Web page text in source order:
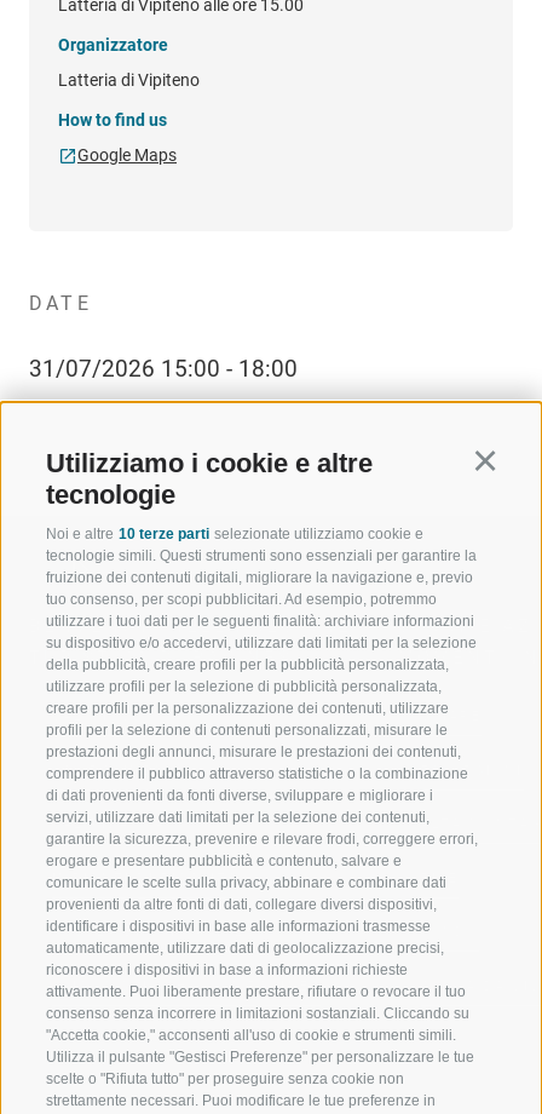
Utilizziamo i cookie e altre
tecnologie
Noi e altre 10 terze parti selezionate utilizziamo cookie e
tecnologie simili. Questi strumenti sono essenziali per garantire la
fruizione dei contenuti digitali, migliorare la navigazione e, previo
tuo consenso, per scopi pubblicitari. Ad esempio, potremmo
utilizzare i tuoi dati per le seguenti finalità: archiviare informazioni
su dispositivo e/o accedervi, utilizzare dati limitati per la selezione
della pubblicità, creare profili per la pubblicità personalizzata,
utilizzare profili per la selezione di pubblicità personalizzata,
creare profili per la personalizzazione dei contenuti, utilizzare
profili per la selezione di contenuti personalizzati, misurare le
prestazioni degli annunci, misurare le prestazioni dei contenuti,
comprendere il pubblico attraverso statistiche o la combinazione
di dati provenienti da fonti diverse, sviluppare e migliorare i
servizi, utilizzare dati limitati per la selezione dei contenuti,
garantire la sicurezza, prevenire e rilevare frodi, correggere errori,
erogare e presentare pubblicità e contenuto, salvare e
comunicare le scelte sulla privacy, abbinare e combinare dati
provenienti da altre fonti di dati, collegare diversi dispositivi,
identificare i dispositivi in base alle informazioni trasmesse
automaticamente, utilizzare dati di geolocalizzazione precisi,
riconoscere i dispositivi in base a informazioni richieste
attivamente. Puoi liberamente prestare, rifiutare o revocare il tuo
consenso senza incorrere in limitazioni sostanziali. Cliccando su
"Accetta cookie," acconsenti all'uso di cookie e strumenti simili.
Utilizza il pulsante "Gestisci Preferenze" per personalizzare le tue
scelte o "Rifiuta tutto" per proseguire senza cookie non
strettamente necessari. Puoi modificare le tue preferenze in
Latteria di Vipiteno alle ore 15.00
Organizzatore
Latteria di Vipiteno
How to find us
Google Maps
DATE
31/07/2026 15:00 - 18:00
BENVENUTI NELLA REGIONE
TURISTICA DI RACINES
VAL GIOVO
VAL RACINES
VAL RIDANNA
IMPIANTI DI RISALITA
SCUOLA DI SCI RACINES
LUISL'S SKI SCHOOL A RACINES
SPORT E
MOMENTI
SCIARE
ESCURSIONI
ALTA
BIKE
FONDO
ACQUA DA